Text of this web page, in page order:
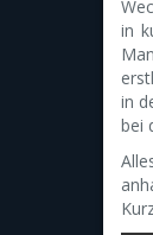
in
in
bei